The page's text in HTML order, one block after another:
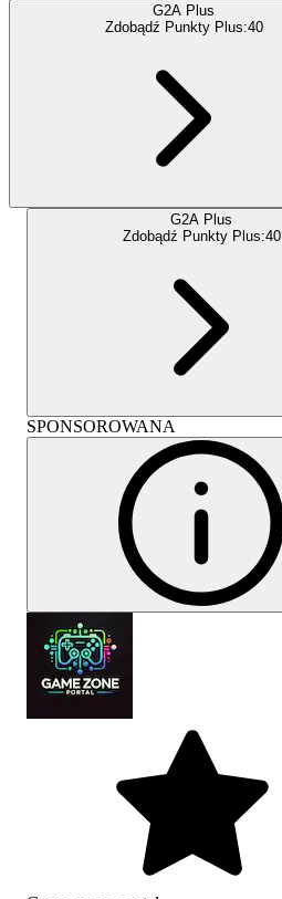
G2A Plus
Zdobądź Punkty Plus:40
G2A Plus
Zdobądź Punkty Plus:40
SPONSOROWANA